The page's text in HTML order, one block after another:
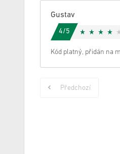
Gustav
4/5
Kód platný, přidán na
Předchozí